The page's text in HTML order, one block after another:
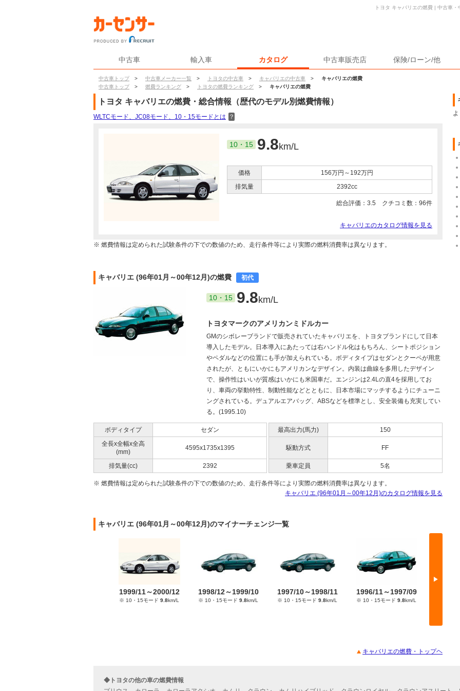
中古車 輸入車 カタログ 中古車販売店 保険/ローン/他
中古車トップ > 中古車メーカー一覧 > トヨタの中古車 > キャバリエの中古車 >
キャバリエの燃費
中古車トップ
> 燃費ランキング > トヨタの燃費ランキング > キャバリエの燃費
トヨタ キャバリエの燃費 | 中古車
トヨタ キャバリエの燃費・総合情報（歴代のモデル別燃費情報）
WLTCモード、JC08モード、10・15モードとは ？
10・15 9.8km/L
価格
156万円～192万円
排気量
2392cc
総合評価： 3.5 クチコミ数： 96件
キャバリエのカタログ情報を見る
※ 燃費情報は定められた試験条件の下での数値のため、走行条件等により実際の燃料消費率は異なります。
キャバリエ (96年01月～00年12月)の燃費 初代
10・15 9.8km/L
トヨタマークのアメリカンミドルカー
GMのシボレーブランドで販売されていたキャバリエを、トヨタブランドにして日本
導入したモデル。日本導入にあたっては右ハンドル化はもちろん、シートポジション
やペダルなどの位置にも手が加えられている。ボディタイプはセダンとクーペが用意
されたが、ともにいかにもアメリカンなデザイン。内装は曲線を多用したデザイン
で、操作性はいいが質感はいかにも米国車だ。エンジンは2.4Lの直4を採用してお
り、車両の挙動特性、制動性能などとともに、日本市場にマッチするようにチューニ
ングされている。デュアルエアバッグ、ABSなどを標準とし、安全装備も充実してい
る。(1995.10)
ボディタイプ セダン 最高出力(馬力)
150
全長x全幅x全高
(mm)
4595x1735x1395 駆動方式 FF
排気量(cc) 2392 乗車定員 5名
※ 燃費情報は定められた試験条件の下での数値のため、走行条件等により実際の燃料消費率は異なります。
キャバリエ (96年01月～00年12月)のカタログ情報を見る
キャバリエ (96年01月～00年12月)のマイナーチェンジ一覧
▶
1999/11～2000/12
※ 10・15モード 9.8km/L
1998/12～1999/10
※ 10・15モード 9.8km/L
1997/10～1998/11
※ 10・15モード 9.8km/L
1996/11～1997/09
※ 10・15モード 9.8km/L
キャバリエの燃費・トップヘ
◆トヨタの他の車の燃費情報